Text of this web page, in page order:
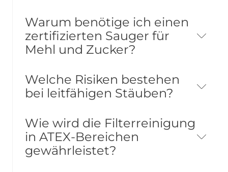
Warum benötige ich einen
zertifizierten Sauger für
Mehl und Zucker?
Welche Risiken bestehen
bei leitfähigen Stäuben?
Wie wird die Filterreinigung
in ATEX-Bereichen
gewährleistet?